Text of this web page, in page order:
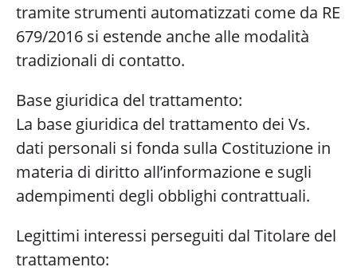
tramite strumenti automatizzati come da RE
679/2016 si estende anche alle modalità
tradizionali di contatto.
Base giuridica del trattamento:
La base giuridica del trattamento dei Vs.
dati personali si fonda sulla Costituzione in
materia di diritto all’informazione e sugli
adempimenti degli obblighi contrattuali.
Legittimi interessi perseguiti dal Titolare del
trattamento: